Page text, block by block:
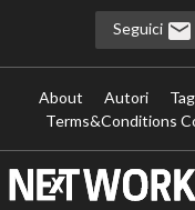
Seguici
About Autori
Terms&Conditions